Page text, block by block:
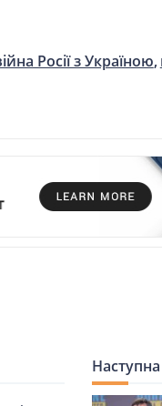
Росії з Україною
Наступна